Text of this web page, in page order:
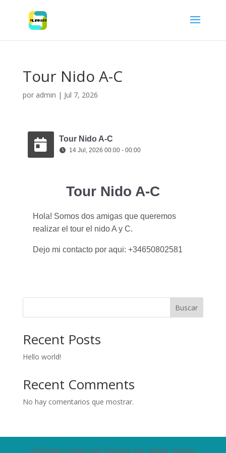
Tour Nido A-C
por admin | Jul 7, 2026
Tour Nido A-C
14 Jul, 2026 00:00 - 00:00
Tour Nido A-C
Hola! Somos dos amigas que queremos
realizar el tour el nido A y C.
Dejo mi contacto por aqui: +34650802581
Buscar
Recent Posts
Hello world!
Recent Comments
No hay comentarios que mostrar.
Filipinapp y Viajar por Filipinas son, ambas, marcas